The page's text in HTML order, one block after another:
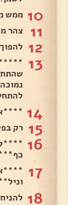
10 ממש
11 צהר
12
13
14
15 רק
16
17
18